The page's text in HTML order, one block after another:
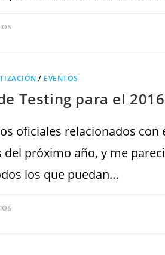
/ EVENTOS
Testing para el 2016
oficiales relacionados
del próximo año, y me
los que puedan…